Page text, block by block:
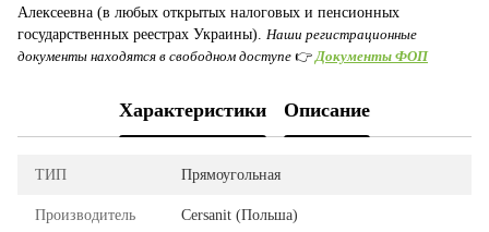
Алексеевна (в любых открытых налоговых и пенсионных
государственных реестрах Украины). Наши регистрационные
документы находятся в свободном доступе 👉 Документы ФОП
Характеристики Описание
ТИП Прямоугольная
Производитель Cersanit (Польша)